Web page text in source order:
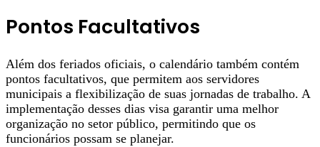
Pontos Facultativos
Além dos feriados oficiais, o calendário também contém
pontos facultativos, que permitem aos servidores
municipais a flexibilização de suas jornadas de trabalho. A
implementação desses dias visa garantir uma melhor
organização no setor público, permitindo que os
funcionários possam se planejar.